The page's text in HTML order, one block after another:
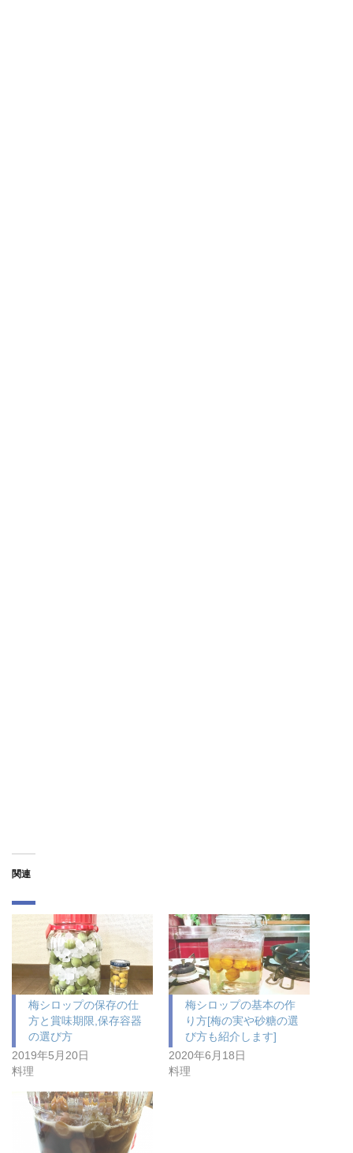
関連
梅シロップの保存の仕
方と賞味期限,保存容器
の選び方
2019年5月20日
料理
梅シロップの基本の作
り方[梅の実や砂糖の選
び方も紹介します]
2020年6月18日
料理